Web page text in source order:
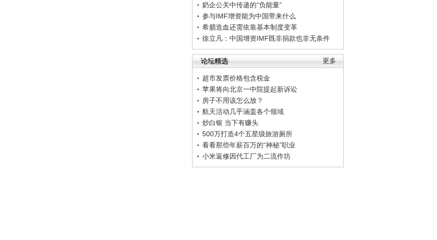
奶企公关中传递的“负能量”
参与IMF增资能为中国带来什么
希腊造血还需依靠基本制度变革
徐立凡：中国增资IMF既非捐款也非无条件
更多
论坛精选
超市发票价格包含税金
苹果将向北京一中院提起新诉讼
房子不用该怎么放？
航天活动几乎涵盖各个领域
炒白银 当下有赚头
500万打造4个五星级旅游厕所
看看那些年薪百万的“神秘”职业
小米返修因代工厂为二流作坊